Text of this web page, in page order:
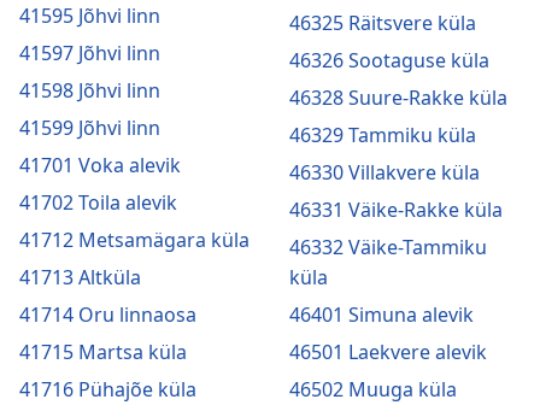
41595 Jõhvi linn
41597 Jõhvi linn
41598 Jõhvi linn
41599 Jõhvi linn
41701 Voka alevik
41702 Toila alevik
41712 Metsamägara küla
41713 Altküla
41714 Oru linnaosa
41715 Martsa küla
41716 Pühajõe küla
46325 Räitsvere küla
46326 Sootaguse küla
46328 Suure-Rakke küla
46329 Tammiku küla
46330 Villakvere küla
46331 Väike-Rakke küla
46332 Väike-Tammiku
küla
46401 Simuna alevik
46501 Laekvere alevik
46502 Muuga küla